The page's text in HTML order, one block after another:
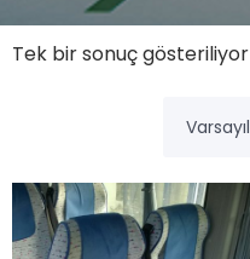
Tek bir sonuç gösteriliyor